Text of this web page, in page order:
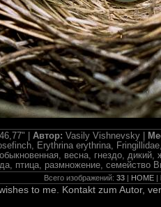
| Автор: Vasily Vishnevsky |
Erythrina erythrina,
весна, гнездо,
птица, размножение, семейство
Всего изображений: 33| HOME|
to me. Kontakt zum Autor,